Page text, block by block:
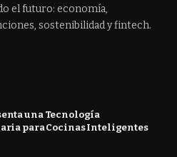
el futuro: economía,
sostenibilidad y fintech.
una Tecnología
para Cocinas Inteligentes